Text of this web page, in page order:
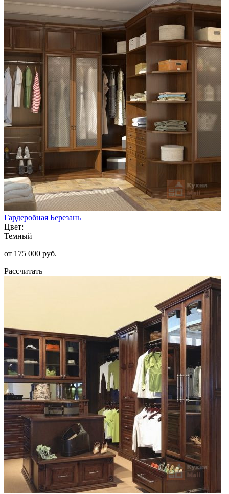
Гардеробная Березань
Цвет:
Темный
от 175 000 руб.
Рассчитать